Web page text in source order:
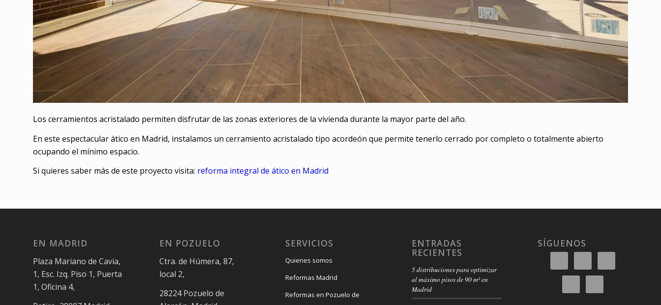
Los cerramientos acristalado permiten disfrutar de las zonas exteriores de la vivienda durante la mayor parte del año.
En este espectacular ático en Madrid, instalamos un cerramiento acristalado tipo acordeón que permite tenerlo cerrado por completo o totalmente abierto
ocupando el mínimo espacio.
Si quieres saber más de este proyecto visita: reforma integral de ático en Madrid
EN MADRID
Plaza Mariano de Cavia,
1, Esc. Izq. Piso 1, Puerta
1, Oficina 4,
EN POZUELO
Ctra. de Húmera, 87,
local 2,
28224 Pozuelo de
SERVICIOS
Quienes somos
Reformas Madrid
Reformas en Pozuelo de
ENTRADAS
RECIENTES
5 distribuciones para optimizar
al máximo pisos de 90 m² en
Madrid
SÍGUENOS